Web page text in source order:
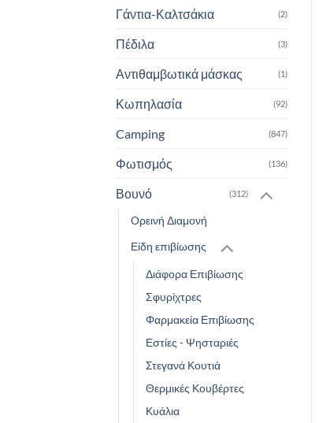
Γάντια-Καλτσάκια (2)
Πέδιλα (3)
Αντιθαμβωτικά μάσκας (1)
Κωπηλασία (92)
Camping (847)
Φωτισμός (136)
Βουνό (312)
Ορεινή Διαμονή
Είδη επιβίωσης
Διάφορα Επιβίωσης
Σφυρίχτρες
Φαρμακεία Επιβίωσης
Εστίες - Ψησταριές
Στεγανά Κουτιά
Θερμικές Κουβέρτες
Κυάλια